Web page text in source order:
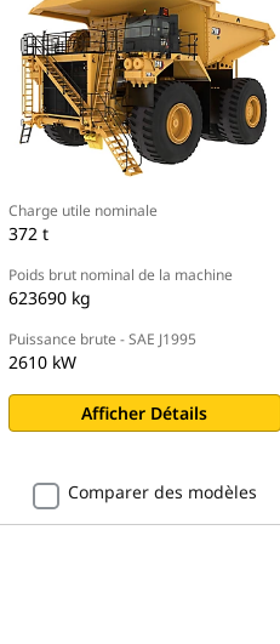
Charge utile nominale
372 t
Poids brut nominal de la machine
623690 kg
Puissance brute - SAE J1995
2610 kW
Afficher Détails
Comparer des modèles